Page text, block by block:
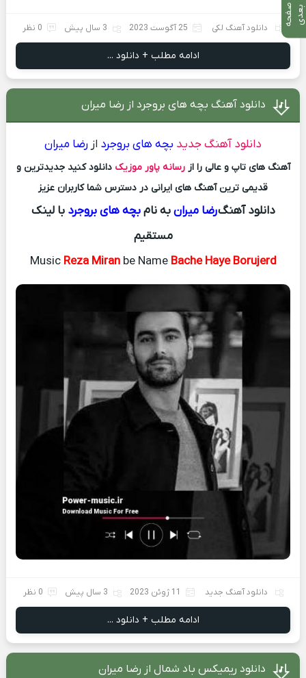
دانلود آهنگ لکی 25 آگوست 2023 3 سال پیش 0 نظر
ادامه مطلب + دانلود ...
دانلود آهنگ بچه های بروجرد از رضا میران
دانلود آهنگ جدید بچه های بروجرد ازرضا میران
آهنگ های تاپ و عالی را ازرسانه پاور موزیک دانلود کنید جدیدترین و
قدیمی ترین آهنگ های ایرانی در دسترس شما کاربران عزیز
دانلود آهنگرضا میرانبه نامبچه های بروجرد با لینک
مستقیم
MusicReza Miran be NameBache Haye Borujerd
دانلود آهنگ جدید 11 ژوئن 2023 3 سال پیش 0 نظر
ادامه مطلب + دانلود ...
دانلود ریمیکس باد شمال از رضا میران
ص
ف
ح
ه ب ع
د ی